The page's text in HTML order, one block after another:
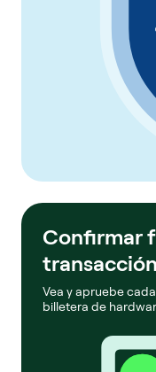
Confirmar
Vea y apruebe
billetera de